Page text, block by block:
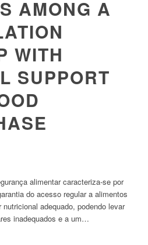
AMONG A
WITH
SUPPORT
alimentar caracteriza-se por
do acesso regular a alimentos
adequado, podendo levar
inadequados e a um…